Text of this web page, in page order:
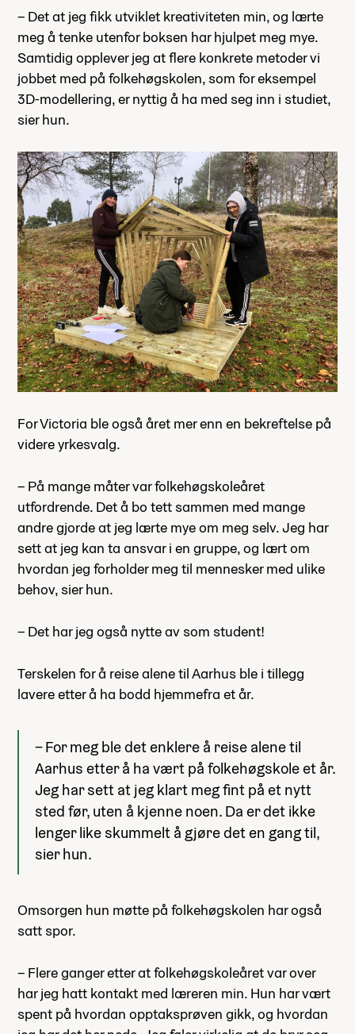
– Det at jeg fikk utviklet kreativiteten min, og lærte
meg å tenke utenfor boksen har hjulpet meg mye.
Samtidig opplever jeg at flere konkrete metoder vi
jobbet med på folkehøgskolen, som for eksempel
3D-modellering, er nyttig å ha med seg inn i studiet,
sier hun.
For Victoria ble også året mer enn en bekreftelse på
videre yrkesvalg.
– På mange måter var folkehøgskoleåret
utfordrende. Det å bo tett sammen med mange
andre gjorde at jeg lærte mye om meg selv. Jeg har
sett at jeg kan ta ansvar i en gruppe, og lært om
hvordan jeg forholder meg til mennesker med ulike
behov, sier hun.
– Det har jeg også nytte av som student!
Terskelen for å reise alene til Aarhus ble i tillegg
lavere etter å ha bodd hjemmefra et år.
– For meg ble det enklere å reise alene til
Aarhus etter å ha vært på folkehøgskole et år.
Jeg har sett at jeg klart meg fint på et nytt
sted før, uten å kjenne noen. Da er det ikke
lenger like skummelt å gjøre det en gang til,
sier hun.
Omsorgen hun møtte på folkehøgskolen har også
satt spor.
– Flere ganger etter at folkehøgskoleåret var over
har jeg hatt kontakt med læreren min. Hun har vært
spent på hvordan opptaksprøven gikk, og hvordan